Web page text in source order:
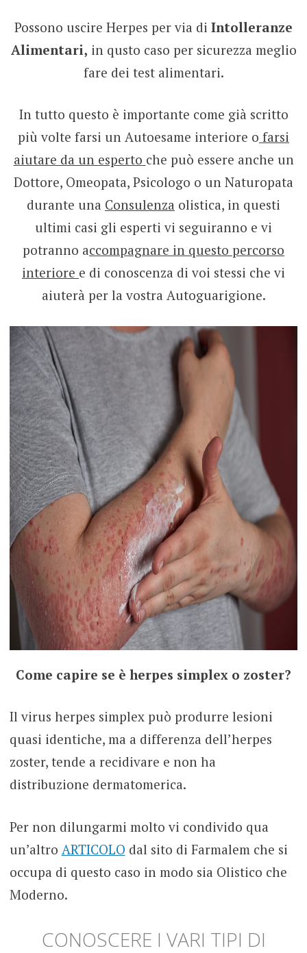
Possono uscire Herpes per via di Intolleranze
Alimentari, in qusto caso per sicurezza meglio
fare dei test alimentari.
In tutto questo è importante come già scritto
più volte farsi un Autoesame interiore o farsi
aiutare da un esperto che può essere anche un
Dottore, Omeopata, Psicologo o un Naturopata
durante una Consulenza olistica, in questi
ultimi casi gli esperti vi seguiranno e vi
potranno accompagnare in questo percorso
interiore e di conoscenza di voi stessi che vi
aiuterà per la vostra Autoguarigione.
Come capire se è herpes simplex o zoster?
Il virus herpes simplex può produrre lesioni
quasi identiche, ma a differenza dell’herpes
zoster, tende a recidivare e non ha
distribuzione dermatomerica.
Per non dilungarmi molto vi condivido qua
un’altro ARTICOLO dal sito di Farmalem che si
occupa di questo caso in modo sia Olistico che
Moderno.
CONOSCERE I VARI TIPI DI